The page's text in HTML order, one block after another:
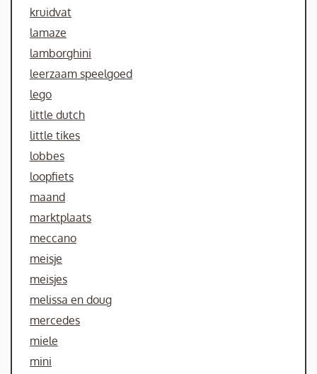
kruidvat
lamaze
lamborghini
leerzaam speelgoed
lego
little dutch
little tikes
lobbes
loopfiets
maand
marktplaats
meccano
meisje
meisjes
melissa en doug
mercedes
miele
mini